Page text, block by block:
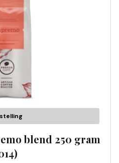
blend 250 gram